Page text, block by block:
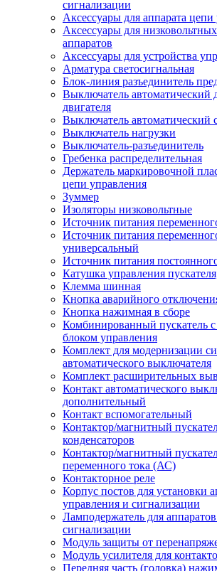
сигнализации
Аксессуары для аппарата цепи
Аксессуары для
аппаратов
Аксессуары для устройства
Арматура светосигнальная
Блок-линия разъединитель
Выключатель автоматический
двигателя
Выключатель автоматический
Выключатель нагрузки
Выключатель-разъединитель
Гребенка распределительная
Держатель маркировочной
цепи управления
Зуммер
Изоляторы низковольтные
Источник питания
Источник питания
универсальный
Источник питания
Катушка управления
Клемма шинная
Кнопка аварийного
Кнопка нажимная в сборе
Комбинированный пускатель
блоком управления
Комплект для модернизации
автоматического выключателя
Комплект расширительных
Контакт автоматического
дополнительный
Контакт вспомогательный
Контактор/магнитный
конденсаторов
Контактор/магнитный
переменного тока (АС)
Контакторное реле
Корпус постов для установки
управления и сигнализации
Ламподержатель для
сигнализации
Модуль защиты от
Модуль усилителя для
Передняя часть (головка)